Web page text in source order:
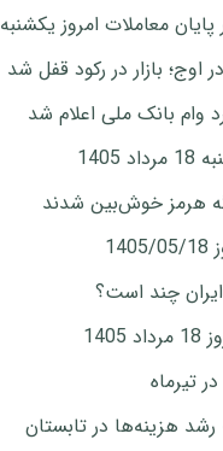
معاملات امروز یکشنبه
بازار در رکود قفل شد
وام بانک ملی اعلام شد
هرمز خوش‌بین شدند
چند است؟
تیرماه
رشد هزینه‌ها در تابستان